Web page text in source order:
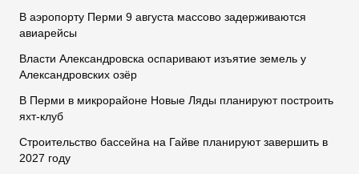
В аэропорту Перми 9 августа массово задерживаются
авиарейсы
Власти Александровска оспаривают изъятие земель у
Александровских озёр
В Перми в микрорайоне Новые Ляды планируют построить
яхт-клуб
Строительство бассейна на Гайве планируют завершить в
2027 году